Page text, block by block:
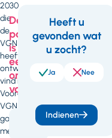
2030
die
de
VGN
heeft
ontwikkeld,
vind ik mooi.
Vooral omdat de
VGN
gaat samenwerken
met
Deze
pagina
is
een
onderdeel
van
Visie
Feedback
Heeft u
gevonden wat
u zocht?
Ja Nee
Indienen